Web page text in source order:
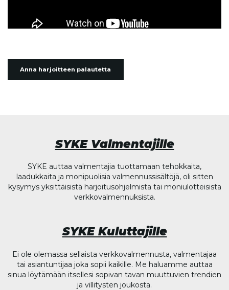
Anna harjoitteen palautetta
SYKE Valmentajille
SYKE auttaa valmentajia tuottamaan tehokkaita,
laadukkaita ja monipuolisia valmennussisältöjä, oli sitten
kysymys yksittäisistä harjoitusohjelmista tai moniulotteisista
verkkovalmennuksista.
SYKE Kuluttajille
Ei ole olemassa sellaista verkkovalmennusta, valmentajaa
tai asiantuntijaa joka sopii kaikille. Me haluamme auttaa
sinua löytämään itsellesi sopivan tavan muuttuvien trendien
ja villitysten joukosta.